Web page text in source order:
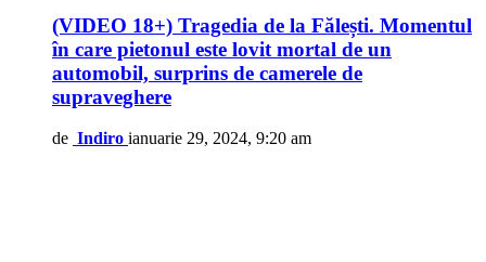
(VIDEO 18+) Tragedia de la Fălești. Momentul
în care pietonul este lovit mortal de un
automobil, surprins de camerele de
supraveghere
de Indiro ianuarie 29, 2024, 9:20 am